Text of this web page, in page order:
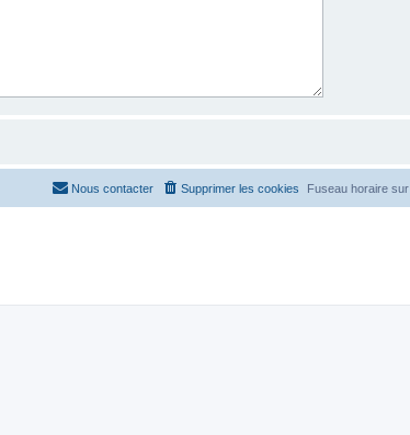
Fuseau horaire sur
Supprimer les cookies
Nous contacter